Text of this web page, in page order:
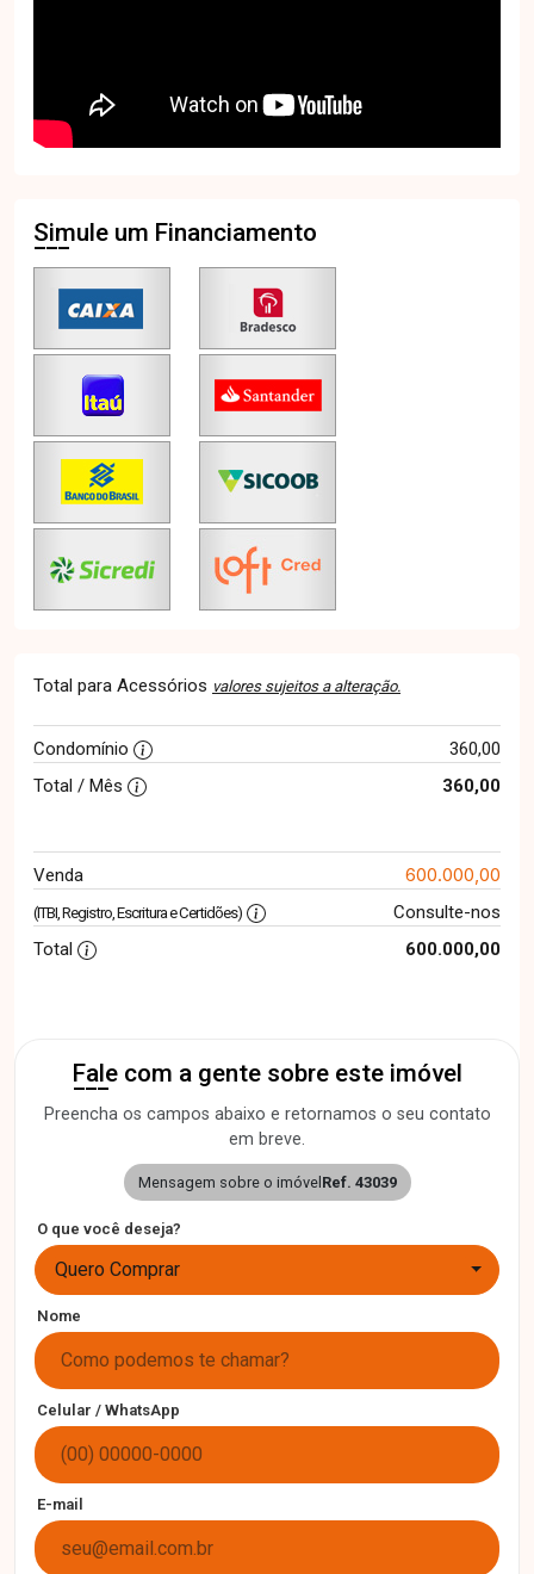
Simule um Financiamento
Total para Acessórios valores sujeitos a alteração.
Condomínio
360,00
Total / Mês
360,00
Venda 600.000,00
(ITBI, Registro, Escritura e Certidões)
Consulte-nos
Total
600.000,00
Fale com a gente sobre este imóvel
Preencha os campos abaixo e retornamos o seu contato
em breve.
Mensagem sobre o imóvel Ref. 43039
O que você deseja?
Quero Comprar
Nome
Celular / WhatsApp
E-mail